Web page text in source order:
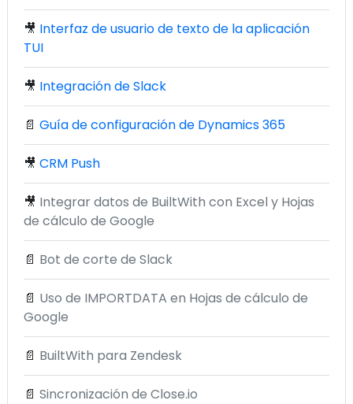
🎥 Interfaz de usuario de texto de la aplicación
TUI
🎥 Integración de Slack
📄 Guía de configuración de Dynamics 365
🎥 CRM Push
🎥 Integrar datos de BuiltWith con Excel y Hojas
de cálculo de Google
📄 Bot de corte de Slack
📄 Uso de IMPORTDATA en Hojas de cálculo de
Google
📄 BuiltWith para Zendesk
📄 Sincronización de Close.io